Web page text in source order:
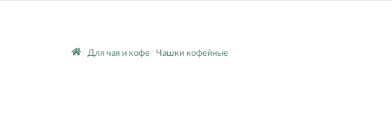
Для чая и кофе Чашки кофейные